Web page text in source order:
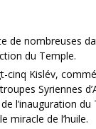
de nombreuses
du Temple.
cinq Kislév,
Syriennes
l’inauguration du
miracle de l’huile.